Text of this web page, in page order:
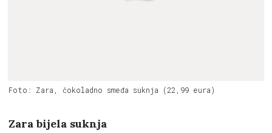
Foto: Zara, čokoladno smeđa suknja (22,99 eura)
Zara bijela suknja